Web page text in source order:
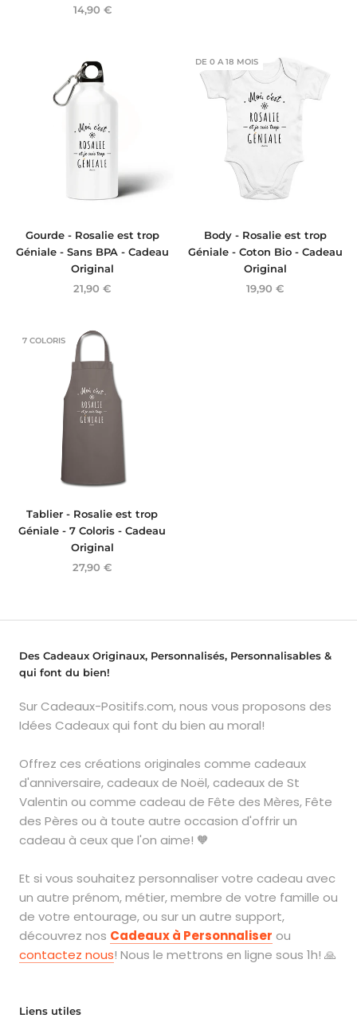
14,90 €
Gourde - Rosalie est trop
Géniale - Sans BPA - Cadeau
Original
21,90 €
DE 0 A 18 MOIS
Body - Rosalie est trop
Géniale - Coton Bio - Cadeau
Original
19,90 €
7 COLORIS
Tablier - Rosalie est trop
Géniale - 7 Coloris - Cadeau
Original
27,90 €
Des Cadeaux Originaux, Personnalisés, Personnalisables &
qui font du bien!
Sur Cadeaux-Positifs.com, nous vous proposons des
Idées Cadeaux qui font du bien au moral!
Offrez ces créations originales comme cadeaux
d'anniversaire, cadeaux de Noël, cadeaux de St
Valentin ou comme cadeau de Fête des Mères, Fête
des Pères ou à toute autre occasion d'offrir un
cadeau à ceux que l'on aime! 🧡
Et si vous souhaitez personnaliser votre cadeau avec
un autre prénom, métier, membre de votre famille ou
de votre entourage, ou sur un autre support,
découvrez nos Cadeaux à Personnaliser ou
contactez nous! Nous le mettrons en ligne sous 1h! 🙏
Liens utiles